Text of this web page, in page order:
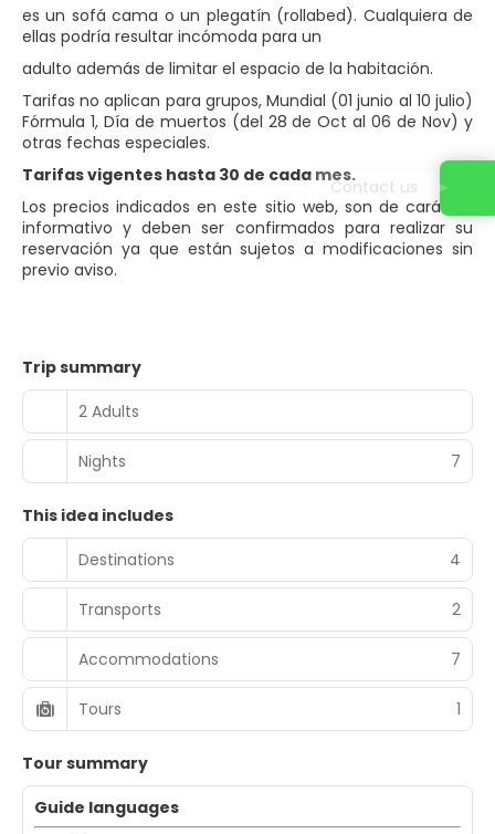
es un sofá cama o un plegatín (rollabed). Cualquiera de
ellas podría resultar incómoda para un
adulto además de limitar el espacio de la habitación.
Tarifas no aplican para grupos, Mundial (01 junio al 10 julio)
Fórmula 1, Día de muertos (del 28 de Oct al 06 de Nov) y
otras fechas especiales.
Tarifas vigentes hasta 30 de cada mes.
Los precios indicados en este sitio web, son de carácter
informativo y deben ser confirmados para realizar su
reservación ya que están sujetos a modificaciones sin
previo aviso.
Trip summary
2 Adults
Nights 7
This idea includes
Destinations
4
Transports 2
Accommodations 7
Tours 1
Tour summary
Guide languages
Contact us